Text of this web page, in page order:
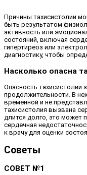
Причины тахисистолии
быть результатом
активность или
состояний, включая
гипертиреоз или
диагностику, чтобы
Насколько опасна
Опасность тахисистолии
продолжительности. В
временной и не
тахисистолия вызвана
длится долго, это может
сердечная
к врачу для оценки
Советы
СОВЕТ №1